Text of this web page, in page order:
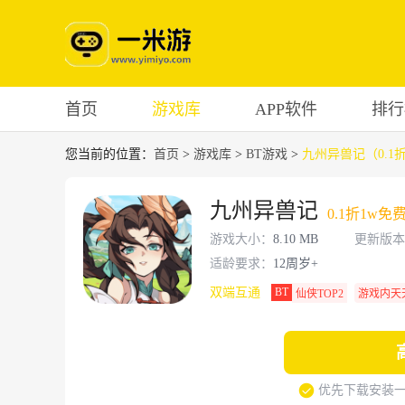
首页 游戏库 APP软件 排
您当前的位置： 首页 > 游戏库 > BT游戏 > 九州异兽记（0.1
九州异兽记 0.1折1w免
游戏大小： 8.10 MB
更新版
适龄要求： 12周岁+
双端互通 BT 仙侠TOP2 游戏内天
优先下载安装